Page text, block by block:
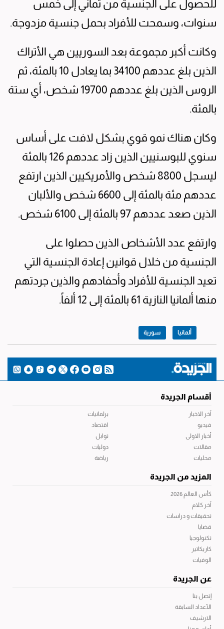
للحصول على الجنسية ‌من ثماني إلى خمس
سنوات، وسمحت للأفراد بحمل جنسية مزدوجة.
وكانت أكبر مجموعة بعد السوريين هي الأتراك
الذين بلغ عددهم 34100 بما يعادل 10 بالمئة، ثم
الروس الذين بلغ عددهم 19700 ⁠شخص، أي ستة
بالمئة.
وكان هناك نمو قوي بشكل لافت على أساس
سنوي للبوسنيين الذين زاد ⁠عددهم ‌126 بالمئة
ليسجل 8800 شخص والأمريكيين الذين ​ارتفع
عددهم مئة بالمئة ‌إلى 6600 ​شخص ⁠والألبان ​
الذين صعد عددهم 97 ‌بالمئة إلى 6100 شخص.
وارتفع عدد الأشخاص الذين حصلوا على
الجنسية من خلال قوانين إعادة الجنسية التي
تعيد الجنسية للأفراد وأحفادهم والذين جردتهم
منها ألمانيا النازية 61 ​بالمئة إلى 12 ألفاً.
ألمانيا سورية
أقسام الجريدة
آخر الاخبار
فيديو
أخبار الاولى
مقالات
محليات
برلمانيات
اقتصاد
توابل
دوليات
رياضة
المزيد من الجريدة
كأس العالم 2026
آخر كلام
تحقيقات و دراسات
قضايا
تكنولوجيا
كاريكاتير
الوفيات
عن الجريدة
إتصل بنا
الأعداد السابقة
الارشيف